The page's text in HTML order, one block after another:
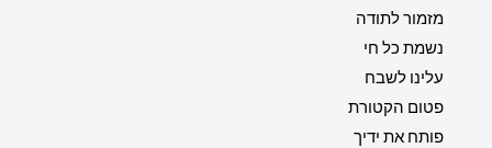
מזמור לתודה
נשמת כל חי
עלינו לשבח
פטום הקטורת
פותח את ידיך